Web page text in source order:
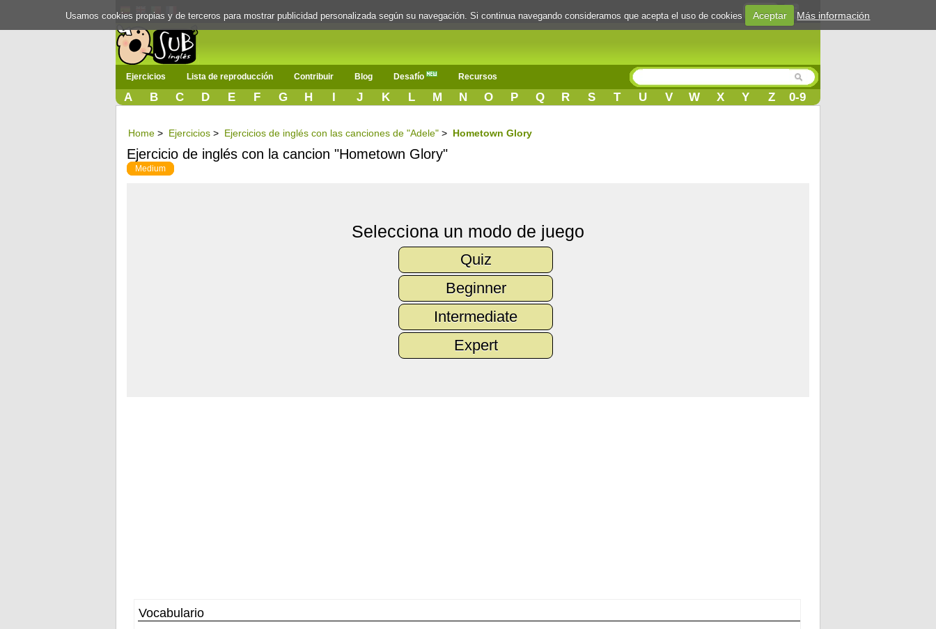
Login
Ejercicios Lista de reproducción Contribuir Blog Desafío Recursos
A B C D E F G H I J K L M N O P Q R S T U V W X Y Z 0-9
Home > Ejercicios > Ejercicios de inglés con las canciones de "Adele" > Hometown Glory
Ejercicio de inglés con la cancion "Hometown Glory"
Medium
Selecciona un modo de juego
Quiz
Beginner
Intermediate
Expert
Vocabulario
Usamos cookies propias y de terceros para mostrar publicidad personalizada según su navegación. Si continua navegando consideramos que acepta el uso de cookies Aceptar Más información